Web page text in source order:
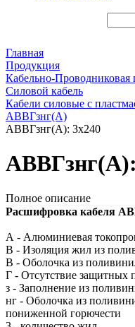
Главная
Продукция
Кабельно-Проводниковая
Силовой кабель
Кабели силовые с
АВВГзнг(A)
АВВГзнг(A): 3х240
Полное описание
Расшифровка кабеля
А - Алюминиевая
В - Изоляция жил из
В - Оболочка из
Г - Отсутствие защитных
з - Заполнение из
нг - Оболочка из
пониженной горючести